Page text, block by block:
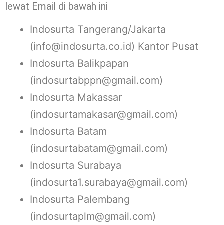
lewat Email di bawah ini
Indosurta Tangerang/Jakarta
(info@indosurta.co.id) Kantor Pusat
Indosurta Balikpapan
(indosurtabppn@gmail.com)
Indosurta Makassar
(indosurtamakasar@gmail.com)
Indosurta Batam
(indosurtabatam@gmail.com)
Indosurta Surabaya
(indosurta1.surabaya@gmail.com)
Indosurta Palembang
(indosurtaplm@gmail.com)